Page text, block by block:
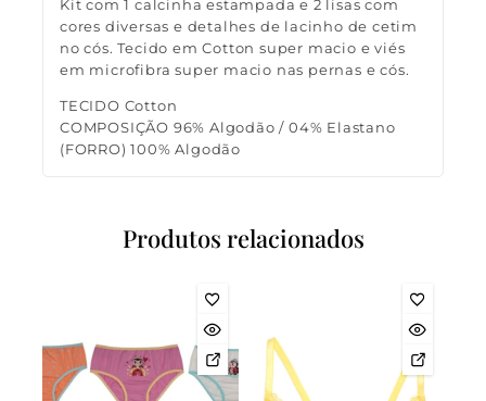
Kit com 1 calcinha estampada e 2 lisas com
cores diversas e detalhes de lacinho de cetim
no cós. Tecido em Cotton super macio e viés
em microfibra super macio nas pernas e cós.
TECIDO Cotton
COMPOSIÇÃO 96% Algodão / 04% Elastano
(FORRO) 100% Algodão
Produtos relacionados